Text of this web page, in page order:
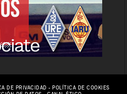
DE PRIVACIDAD - POLÍTICA DE COOKIES